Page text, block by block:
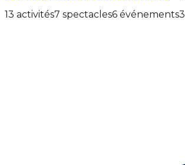
13 activités7 spectacles6 événements